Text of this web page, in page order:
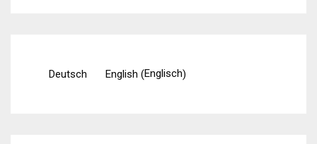
Deutsch English (Englisch)